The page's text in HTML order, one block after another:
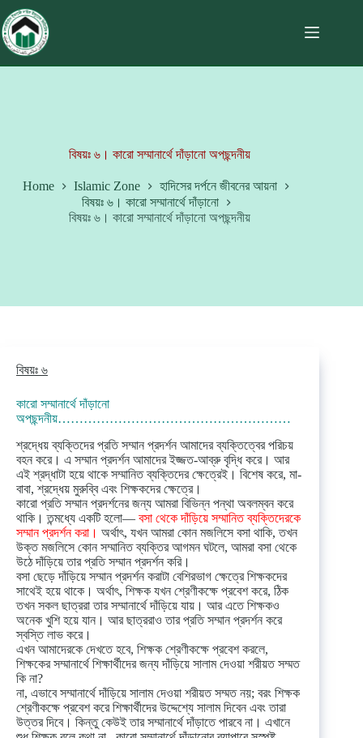
বিষয়ঃ ৬। কারো সম্মানার্থে দাঁড়ানো অপছন্দনীয়
Home Islamic Zone
হাদিসের দর্পনে জীবনের আয়না
বিষয়ঃ ৬। কারো সম্মানার্থে দাঁড়ানো
বিষয়ঃ ৬। কারো সম্মানার্থে দাঁড়ানো অপছন্দনীয়
বিষয়ঃ ৬
কারো সম্মানার্থে দাঁড়ানো
অপছন্দনীয়………………………………………………
শ্রদ্ধেয় ব্যক্তিদের প্রতি সম্মান প্রদর্শন আমাদের ব্যক্তিত্বের পরিচয়
বহন করে। এ সম্মান প্রদর্শন আমাদের ইজ্জত-আব্রু বৃদ্ধি করে। আর
এই শ্রদ্ধাটা হয়ে থাকে সম্মানিত ব্যক্তিদের ক্ষেত্রেই। বিশেষ করে, মা-
বাবা, শ্রদ্ধেয় মুরুব্বি এবং শিক্ষকদের ক্ষেত্রে।
কারো প্রতি সম্মান প্রদর্শনের জন্য আমরা বিভিন্ন পন্থা অবলম্বন করে
থাকি। তন্মধ্যে একটি হলো― বসা থেকে দাঁড়িয়ে সম্মানিত ব্যক্তিদেরকে
সম্মান প্রদর্শন করা। অর্থাৎ, যখন আমরা কোন মজলিসে বসা থাকি, তখন
উক্ত মজলিসে কোন সম্মানিত ব্যক্তির আগমন ঘটলে, আমরা বসা থেকে
উঠে দাঁড়িয়ে তার প্রতি সম্মান প্রদর্শন করি।
বসা ছেড়ে দাঁড়িয়ে সম্মান প্রদর্শন করাটা বেশিরভাগ ক্ষেত্রে শিক্ষকদের
সাথেই হয়ে থাকে। অর্থাৎ, শিক্ষক যখন শ্রেণীকক্ষে প্রবেশ করে, ঠিক
তখন সকল ছাত্ররা তার সম্মানার্থে দাঁড়িয়ে যায়। আর এতে শিক্ষকও
অনেক খুশি হয়ে যান। আর ছাত্ররাও তার প্রতি সম্মান প্রদর্শন করে
স্বস্তি লাভ করে।
এখন আমাদেরকে দেখতে হবে, শিক্ষক শ্রেণীকক্ষে প্রবেশ করলে,
শিক্ষকের সম্মানার্থে শিক্ষার্থীদের জন্য দাঁড়িয়ে সালাম দেওয়া শরীয়ত সম্মত
কি না?
না, এভাবে সম্মানার্থে দাঁড়িয়ে সালাম দেওয়া শরীয়ত সম্মত নয়; বরং শিক্ষক
শ্রেণীকক্ষে প্রবেশ করে শিক্ষার্থীদের উদ্দেশ্যে সালাম দিবেন এবং তারা
উত্তর দিবে। কিন্তু কেউই তার সম্মানার্থে দাঁড়াতে পারবে না। এখানে